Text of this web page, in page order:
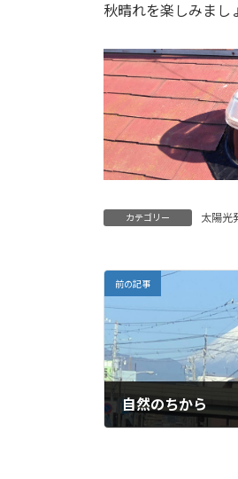
秋晴れを楽しみまし
カテゴリー 太陽光
前の記事
自然のちから